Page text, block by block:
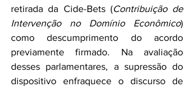
retirada da Cide-Bets (Contribuição de
Intervenção no Domínio Econômico)
como descumprimento do acordo
previamente firmado. Na avaliação
desses parlamentares, a supressão do
dispositivo enfraquece o discurso de